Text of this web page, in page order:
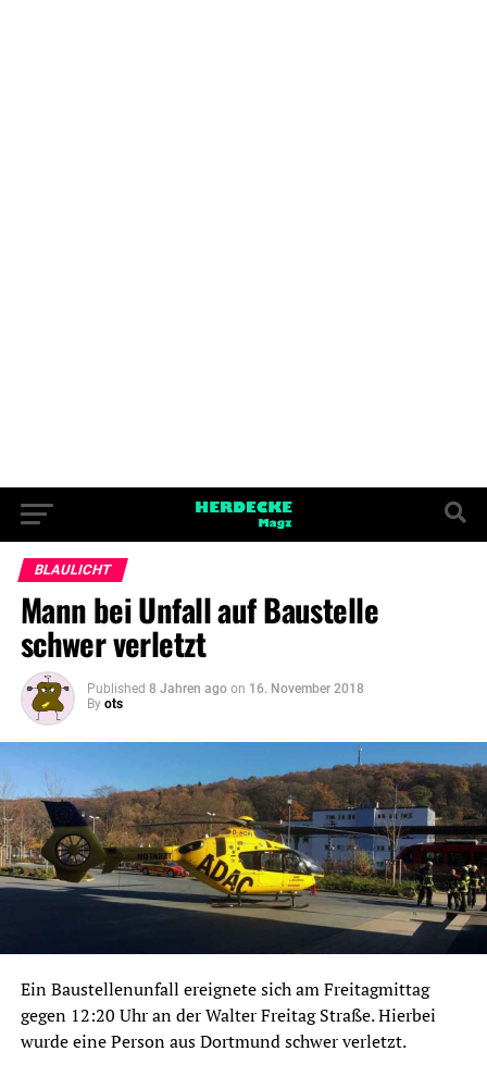
BLAULICHT
Mann bei Unfall auf Baustelle
schwer verletzt
Published 8 Jahren ago on 16. November 2018
By ots
Ein Baustellenunfall ereignete sich am Freitagmittag
gegen 12:20 Uhr an der Walter Freitag Straße. Hierbei
wurde eine Person aus Dortmund schwer verletzt.